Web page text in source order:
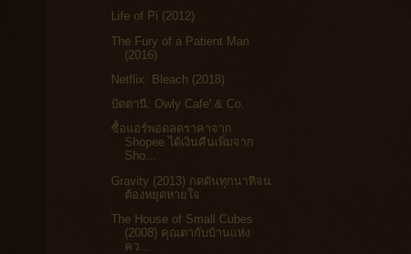
Life of Pi (2012)
The Fury of a Patient Man
(2016)
Netflix: Bleach (2018)
ปัตตานี: Owly Cafe' & Co.
ซื้อแอร์พอดลดราคาจาก
Shopee ได้เงินคืนเพิ่มจาก
Sho...
Gravity (2013) กดดันทุกนาทีจน
ต้องหยุดหายใจ
The House of Small Cubes
(2008) คุณตากับบ้านแห่ง
คว...